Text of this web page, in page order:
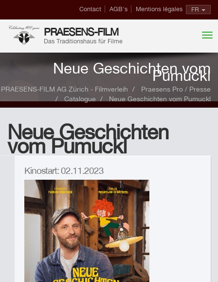
FR
Contact AGB's Mentions légales
PRAESENS-FILM
Das Traditionshaus für Filme
Neue Geschichten vom
Pumuckl
PRAESENS-FILM AG Zürich - Filmverleih
Praesens Pro / Presse
Catalogue
Neue Geschichten vom Pumuckl
Neue Geschichten
vom Pumuckl
Kinostart: 02.11.2023